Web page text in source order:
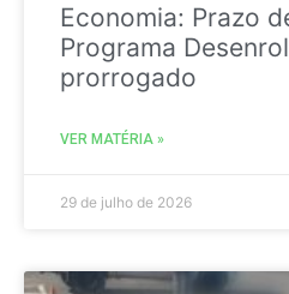
Economia: Prazo
Programa
prorrogado
VER MATÉRIA »
29 de julho de 2026